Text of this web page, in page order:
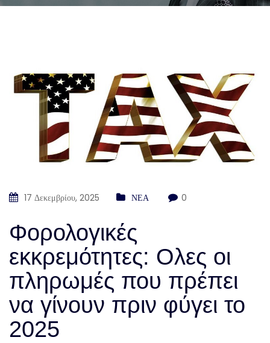
17 Δεκεμβρίου, 2025 ΝΕΑ 0
Φορολογικές
εκκρεμότητες: Ολες οι
πληρωμές που πρέπει
να γίνουν πριν φύγει το
2025